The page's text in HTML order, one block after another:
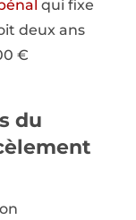
qui fixe
deux ans
€
du